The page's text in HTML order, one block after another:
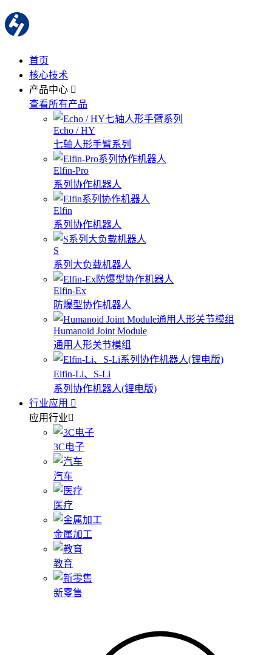
首页
核心技术
产品中心
查看所有产品
Echo / HY
七轴人形手臂系列
Elfin-Pro
系列协作机器人
Elfin
系列协作机器人
S
系列大负载机器人
Elfin-Ex
防爆型协作机器人
Humanoid Joint Module
通用人形关节模组
Elfin-Li、S-Li
系列协作机器人(锂电版)
行业应用
应用行业
3C电子
汽车
医疗
金属加工
教育
新零售